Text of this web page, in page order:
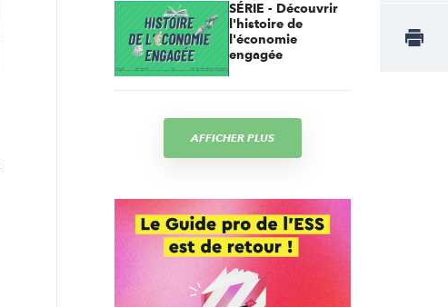
SÉRIE - Découvrir
l'histoire de
l'économie
engagée
AFFICHER PLUS